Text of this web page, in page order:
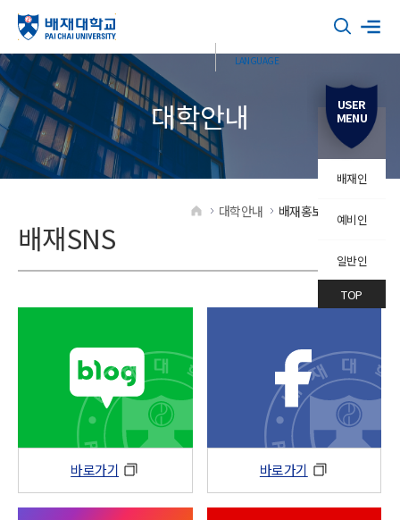
대학안내
배재SNS HOME
대학안내 배재홍보 배재SNS
바로가기 바로가기
USER
MENU
배재인
예비인
일반인
TOP